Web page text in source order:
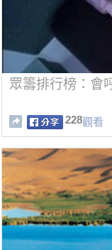
眾籌排行榜：會
228觀看